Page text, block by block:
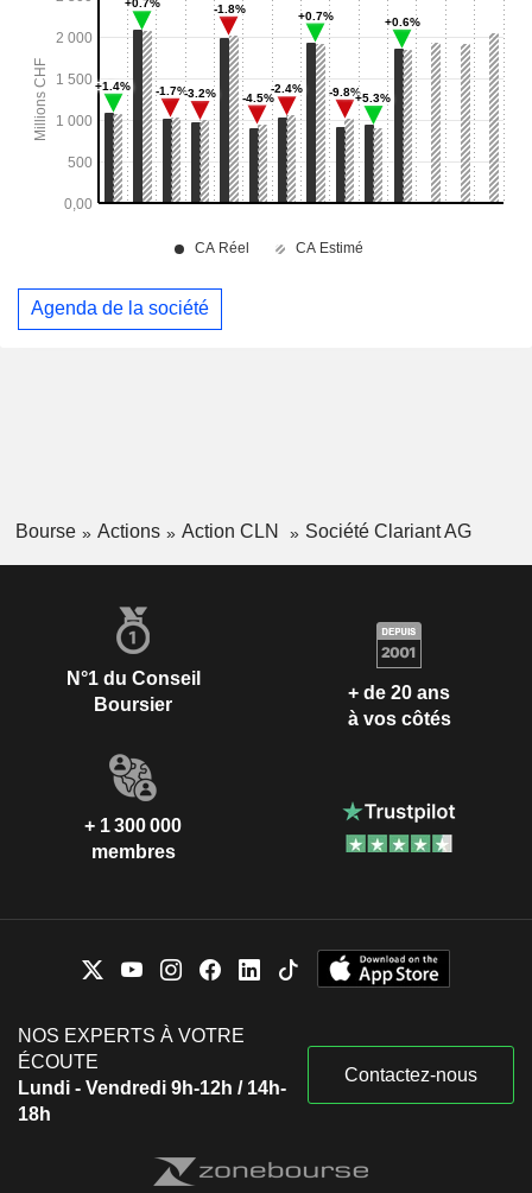
Agenda de la société
Bourse Actions Action CLN Société Clariant AG
N°1 du Conseil
Boursier
+ de 20 ans
à vos côtés
+ 1 300 000
membres
NOS EXPERTS À VOTRE
ÉCOUTE
Lundi - Vendredi 9h-12h / 14h-
18h
Contactez-nous